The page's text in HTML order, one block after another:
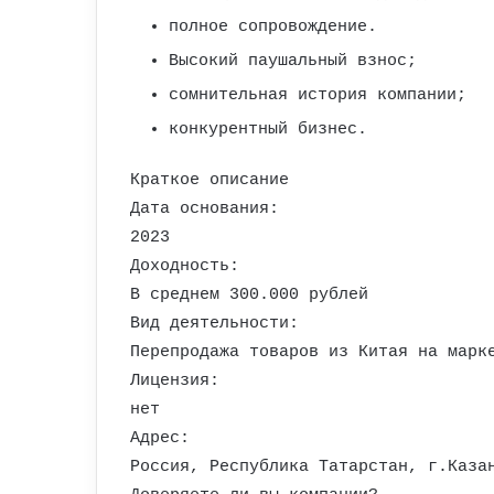
полное сопровождение.
Высокий паушальный взнос;
сомнительная история компании;
конкурентный бизнес.
Краткое описание
Дата основания:
2023
Доходность:
В среднем 300.000 рублей
Вид деятельности:
Перепродажа товаров из Китая на
Лицензия:
нет
Адрес:
Россия, Республика Татарстан,